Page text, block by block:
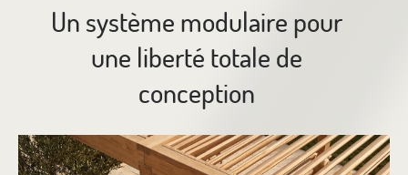
Un système modulaire pour
une liberté totale de
conception